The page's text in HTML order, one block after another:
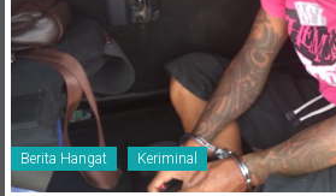
Berita Hangat Keriminal